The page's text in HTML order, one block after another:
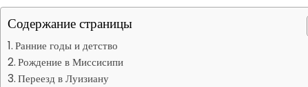
Содержание страницы
Ранние годы и детство
Рождение в Миссисипи
Переезд в Луизиану